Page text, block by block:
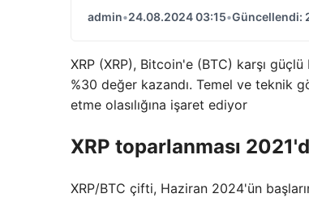
admin•24.08.2024 03:15•Güncellendi:
XRP (XRP), Bitcoin'e (BTC) karşı
%30 değer kazandı. Temel ve teknik
etme olasılığına işaret ediyor
XRP toparlanması
XRP/BTC çifti, Haziran 2024'ün